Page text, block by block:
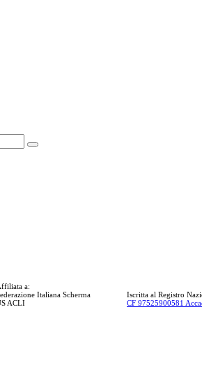
a:
Italiana Scherma
ACLI
Iscritta al Registro
CF 97525900581